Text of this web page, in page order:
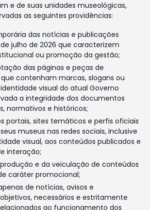
e de suas unidades museológicas,
as seguintes providências:
das notícias e publicações
julho de 2026 que caracterizem
ou promoção da gestão;
das páginas e peças de
contenham marcas, slogans ou
visual do atual Governo
a integridade dos documentos
normativos e históricos;
portais, sites temáticos e perfis oficiais
museus nas redes sociais, inclusive
visual, aos conteúdos publicados e
interação;
e da veiculação de conteúdos
caráter promocional;
de notícias, avisos e
necessários e estritamente
ao funcionamento dos